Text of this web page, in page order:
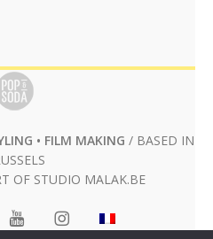
• FILM MAKING / BASED IN
OF STUDIO MALAK.BE